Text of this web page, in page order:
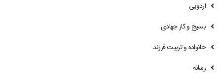
اردویی
بسیج و کار جهادی
خانواده و تربیت فرزند
رسانه